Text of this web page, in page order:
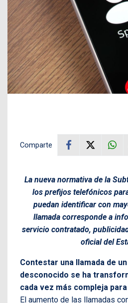
Comparte
La nueva normativa de la
los prefijos telefónicos
puedan identificar con
llamada corresponde a
servicio contratado,
oficial del
Contestar una llamada de
desconocido se ha
cada vez más compleja
El aumento de las llamadas